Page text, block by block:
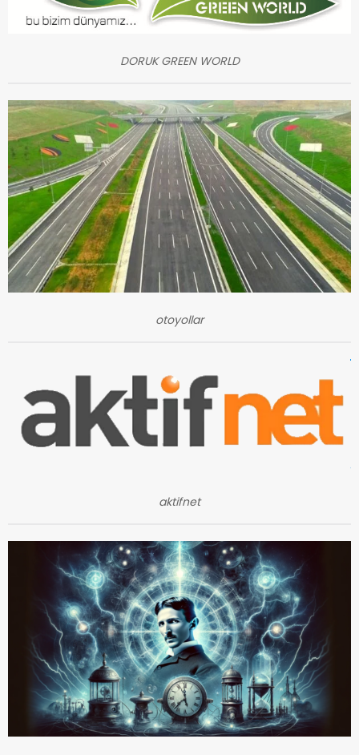
DORUK GREEN WORLD
otoyollar
aktifnet